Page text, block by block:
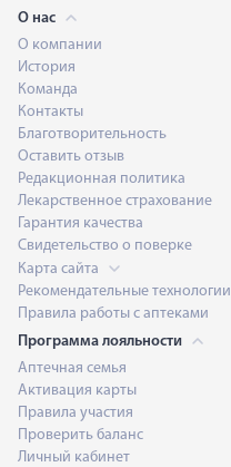
О нас
О компании
История
Команда
Контакты
Благотворительность
Оставить отзыв
Редакционная политика
Лекарственное страхование
Гарантия качества
Свидетельство о поверке
Карта сайта
Рекомендательные технологии
Правила работы с аптеками
Программа лояльности
Аптечная семья
Активация карты
Правила участия
Проверить баланс
Личный кабинет